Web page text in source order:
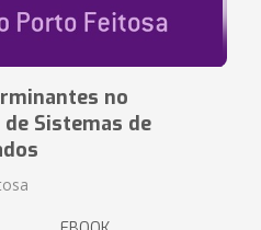
no
de Sistemas de